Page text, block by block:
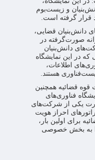
و زیست‌بوم
قرار گرفته است.
دانش‌بنیان قضایی،
صورت‌گرفته در
دانش‌بنیان
که در این نمایشگاه
اطلاعات،
هستند.
قوه قضائیه همچنین
فناوری‌های
یکی از شرکت‌های
احراز هویت
برای اولین بار،
به بخش خصوصی